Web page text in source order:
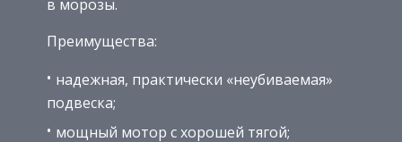
в морозы.
Преимущества:
надежная, практически «неубиваемая»
подвеска;
мощный мотор с хорошей тягой;